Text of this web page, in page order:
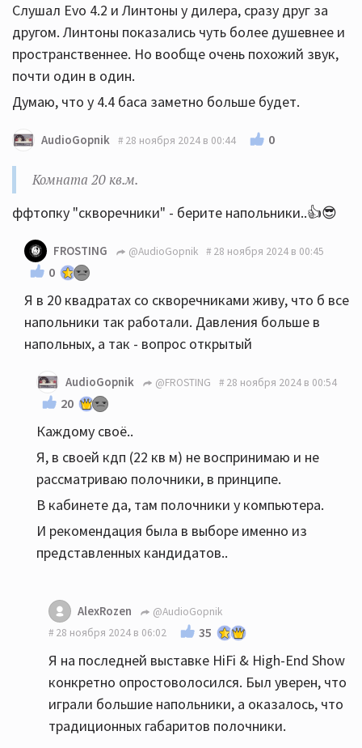
Слушал Evo 4.2 и Линтоны у дилера, сразу друг за
другом. Линтоны показались чуть более душевнее и
пространственнее. Но вообще очень похожий звук,
почти один в один.
Думаю, что у 4.4 баса заметно больше будет.
AudioGopnik 28 ноября 2024 в 00:44 0
Комната 20 кв.м.
ффтопку "скворечники" - берите напольники..👍😎
FROSTING @AudioGopnik 28 ноября 2024 в 00:45
0
Я в 20 квадратах со скворечниками живу, что б все
напольники так работали. Давления больше в
напольных, а так - вопрос открытый
AudioGopnik @FROSTING 28 ноября 2024 в 00:54
20
Каждому своё..
Я, в своей кдп (22 кв м) не воспринимаю и не
рассматриваю полочники, в принципе.
В кабинете да, там полочники у компьютера.
И рекомендация была в выборе именно из
представленных кандидатов..
AlexRozen
@AudioGopnik
28 ноября 2024 в 06:02
35
Я на последней выставке HiFi & High-End Show
конкретно опростоволосился. Был уверен, что
играли большие напольники, а оказалось, что
традиционных габаритов полочники.